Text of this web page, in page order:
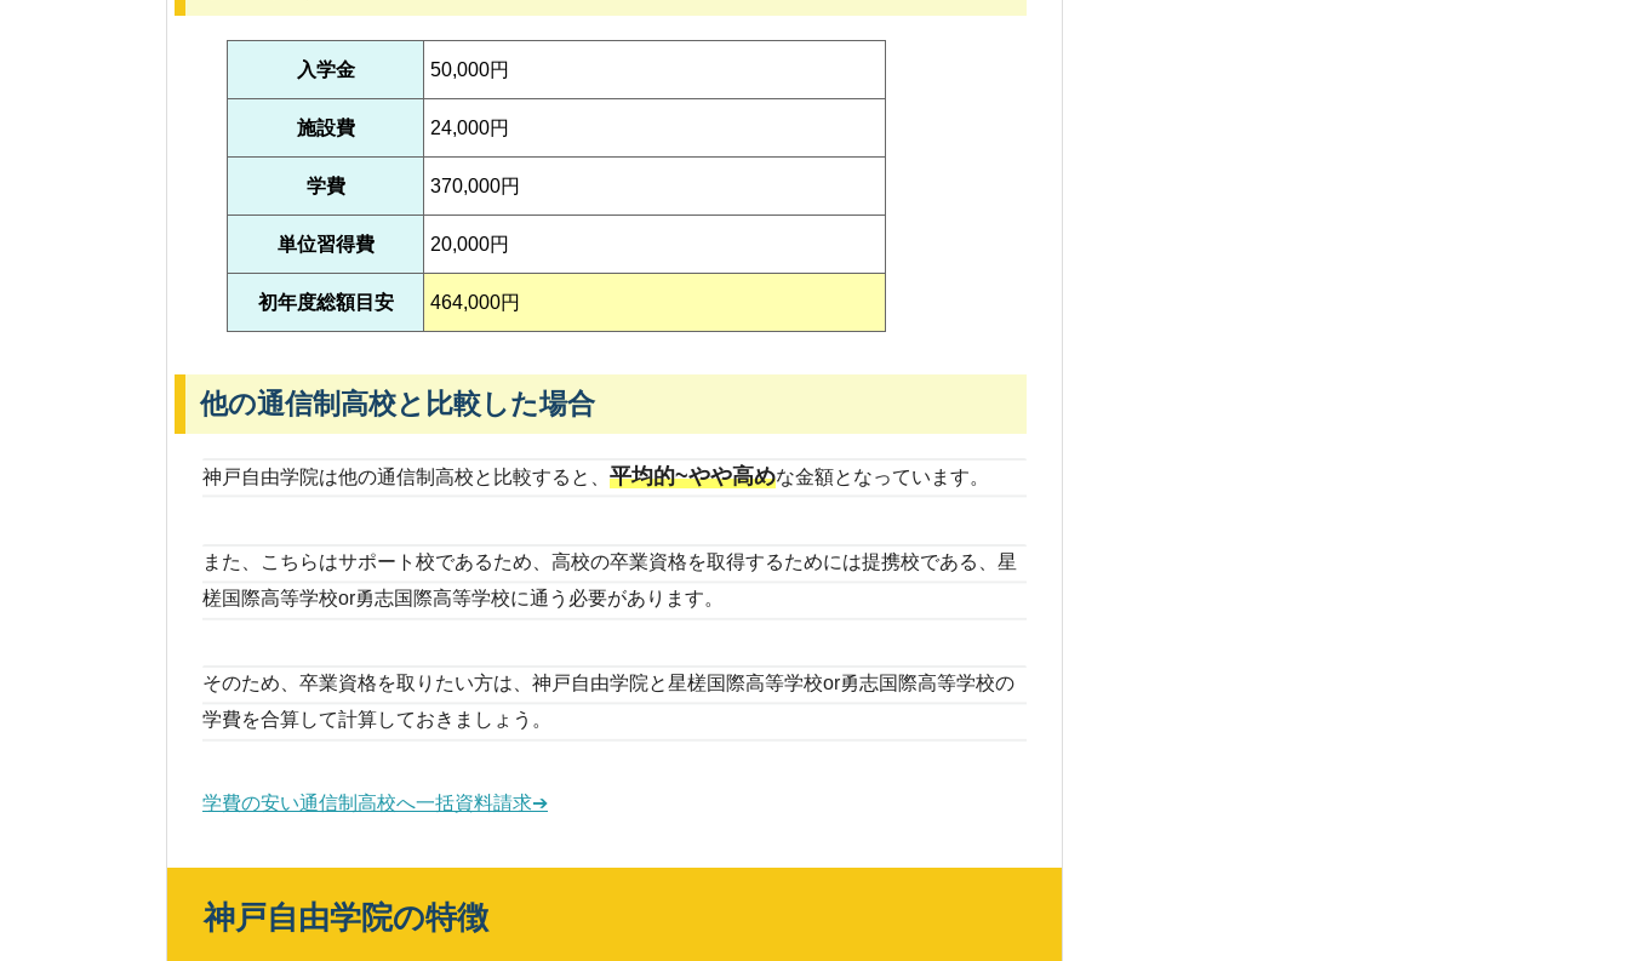
入学金 50,000円
施設費 24,000円
学費 370,000円
単位習得費 20,000円
初年度総額目安 464,000円
他の通信制高校と比較した場合
神戸自由学院は他の通信制高校と比較すると、 平均的~やや高めな金額となっています。
また、こちらはサポート校であるため、高校の卒業資格を取得するためには提携校である、星
槎国際高等学校or勇志国際高等学校に通う必要があります。
そのため、卒業資格を取りたい方は、神戸自由学院と星槎国際高等学校or勇志国際高等学校の
学費を合算して計算しておきましょう。
学費の安い通信制高校へ一括資料請求➔
神戸自由学院の特徴